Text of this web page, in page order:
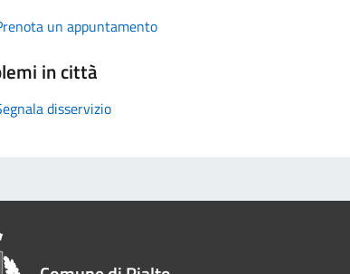
un appuntamento
in città
disservizio